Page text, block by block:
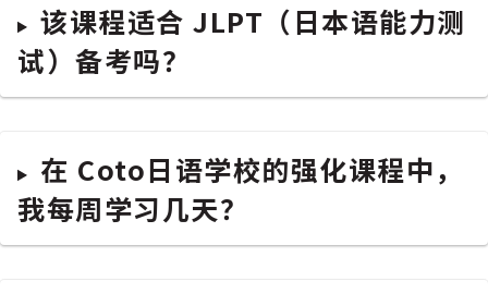
该课程适合 JLPT（日本语能力测
试）备考吗？
在 Coto日语学校的强化课程中，
我每周学习几天？